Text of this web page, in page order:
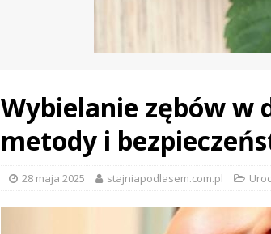
Wybielanie zębów w
metody i
28 maja 2025 stajniapodlasem.com.pl